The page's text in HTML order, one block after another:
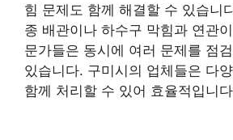
힘 문제도 함께 해결할 수 있습니
종 배관이나 하수구 막힘과 연관
문가들은 동시에 여러 문제를 점
있습니다. 구미시의 업체들은 다
함께 처리할 수 있어 효율적입니